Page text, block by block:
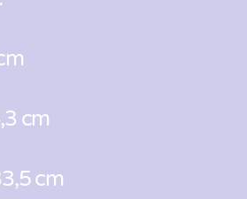
cm
cm